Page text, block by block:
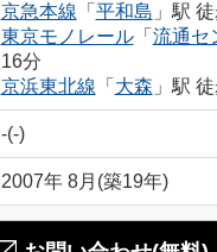
京急本線 「 平和島 」駅
東京モノレール「 流通セ
16分
京浜東北線 「 大森 」駅
-(-)
2007年 8月(築19年)